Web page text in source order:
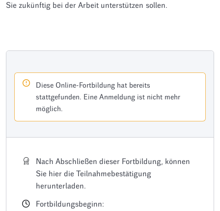
Sie zukünftig bei der Arbeit unterstützen sollen.
Diese Online-Fortbildung hat bereits
stattgefunden. Eine Anmeldung ist nicht mehr
möglich.
Nach Abschließen dieser Fortbildung, können
Sie hier die Teilnahmebestätigung
herunterladen.
Fortbildungsbeginn: